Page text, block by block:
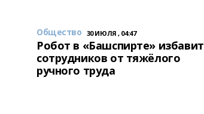
Общество 30 ИЮЛЯ , 04:47
Робот в «Башспирте» избавит
сотрудников от тяжёлого
ручного труда